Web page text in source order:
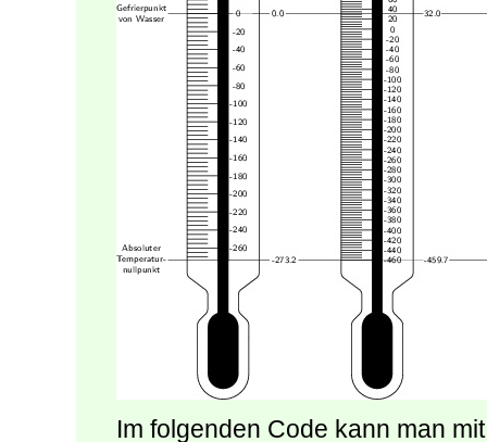
Im folgenden Code kann man